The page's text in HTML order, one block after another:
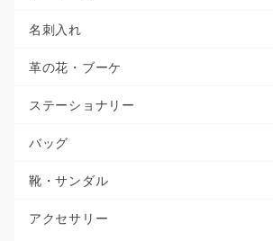
名刺入れ
革の花・ブーケ
ステーショナリー
バッグ
靴・サンダル
アクセサリー